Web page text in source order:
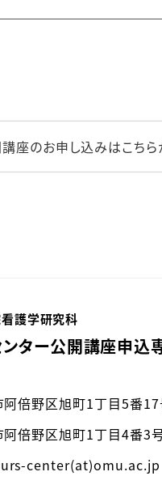
座のお申し込みはこちら
護学研究科
ター公開講座申込
倍野区旭町1丁目5番
倍野区旭町1丁目4番